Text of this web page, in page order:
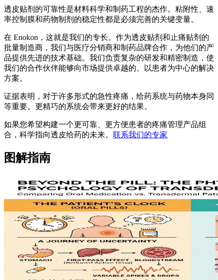
透皮贴剂的可靠性是材料科学和制药工程的杰作。粘附性、速
率控制膜和药物制剂的稳定性都是必须完善的关键变量。
在 Enokon，这就是我们的专长。作为透皮贴剂和止痛贴剂的
批量制造商，我们与医疗分销商和制药品牌合作，为他们的产
品提供先进的技术基础。我们负责复杂的研发和精密制造，使
我们的合作伙伴能够向市场提供卓越的、以患者为中心的解决
方案。
证据表明，对于许多形式的急性疼痛，给药系统与药物本身同
等重要。更精巧的系统会带来更好的结果。
如果您希望构建一个更可靠、更方便患者的疼痛管理产品组
合，科学指向透皮给药的未来。 联系我们的专家
图解指南